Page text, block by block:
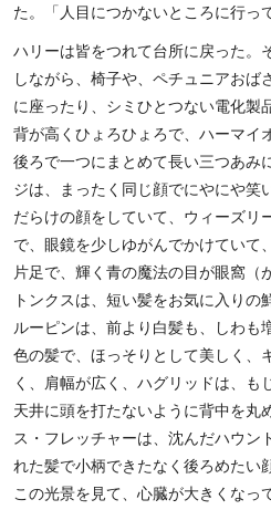
た。「人目につかないところに行っ
ハリーは皆をつれて台所に戻った。
しながら、椅子や、ペチュニアおば
に座ったり、シミひとつない電化製
背が高くひょろひょろで、ハーマイ
後ろで一つにまとめて長い三つあみ
ジは、まったく同じ顔でにやにや笑
だらけの顔をしていて、ウィーズリ
で、眼鏡を少しゆがんでかけていて
片足で、輝く青の魔法の目が眼窩（
トンクスは、短い髪をお気に入りの
ルーピンは、前より白髪も、しわも
色の髪で、ほっそりとして美しく、
く、肩幅が広く、ハグリッドは、も
天井に頭を打たないように背中を丸
ス・フレッチャーは、沈んだハウン
れた髪で小柄できたなく後ろめたい
この光景を見て、心臓が大きくなっ